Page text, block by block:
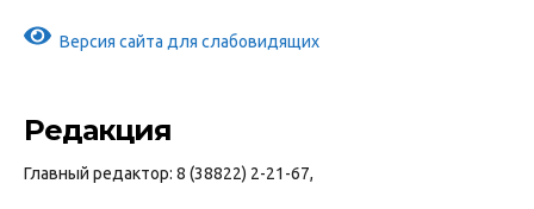
Версия сайта для слабовидящих
Редакция
Главный редактор: 8 (38822) 2-21-67,